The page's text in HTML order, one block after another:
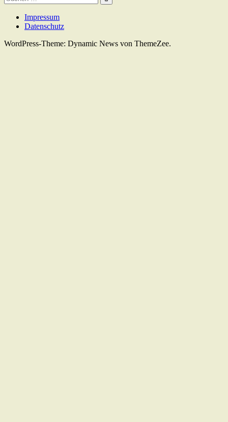
nach:
Impressum
Datenschutz
WordPress-Theme: Dynamic News von ThemeZee.